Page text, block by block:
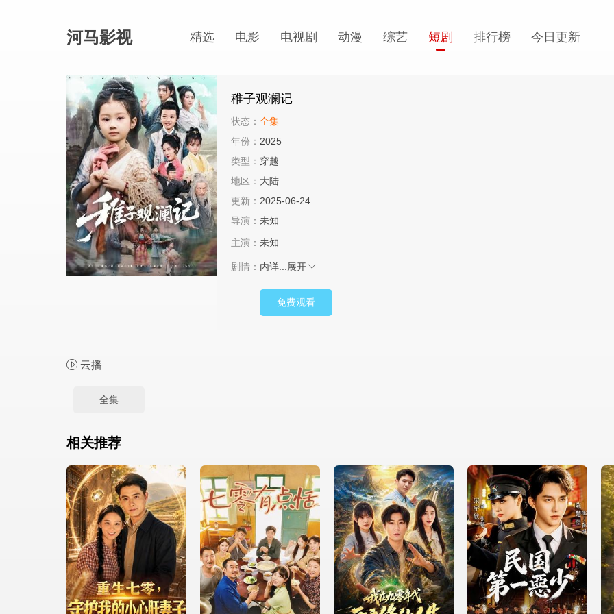
河马影视 精选 电影 电视剧 动漫 综艺 短剧 排行榜 今日更新
稚子观澜记
状态： 全集
年份： 2025
类型： 穿越
地区： 大陆
更新： 2025-06-24
导演： 未知
主演： 未知
剧情： 内详... 展开
免费观看
云播
全集
相关推荐